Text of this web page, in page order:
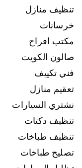
تنظيف منازل
خرسانات
مكتب افراح
صالون الكويت
فني تكييف
تعقيم منازل
نشتري السيارات
تنظيف دكتات
تنظيف طباخات
تصليح طباخات